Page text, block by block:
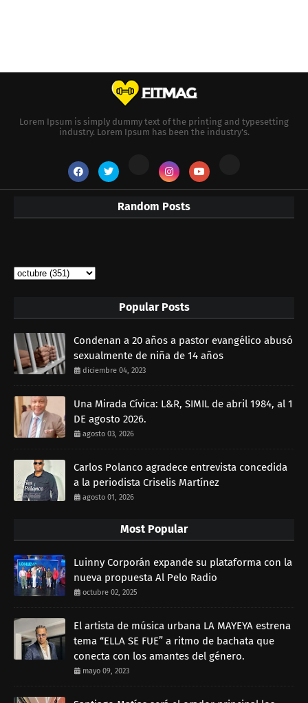
Lorem Ipsum is simply dummy text of the printing and typesetting
industry. Lorem Ipsum has been the industry's.
Random Posts
Popular Posts
Condenan a 20 años a pastor evangélico abusó
sexualmente de niña de 14 años
diciembre 04, 2023
Una Mirada Cívica: L&R, SIMIL de abril 1984, al 1
DE agosto 2026.
agosto 03, 2026
Carlos Polanco agradece entrevista concedida
a la periodista Criselis Martínez
agosto 01, 2026
Most Popular
Luinny Corporán expande su plataforma con la
nueva propuesta Al Pelo Radio
octubre 02, 2025
El artista de música urbana LA MAYEYA estrena
tema “ELLA SE FUE” a ritmo de bachata que
conecta con los amantes del género.
mayo 09, 2023